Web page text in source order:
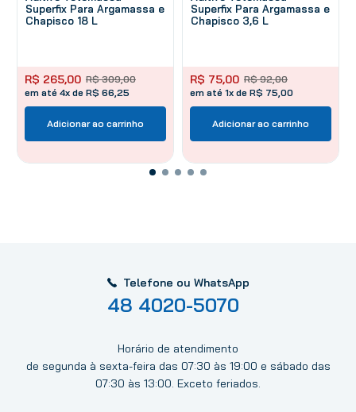
Superfix Para Argamassa e
Chapisco 18 L
R$ 309,00
R$ 265,00
em até 4x de R$ 66,25
Adicionar ao carrinho
Superfix Para Argamassa e
Chapisco 3,6 L
R$ 92,00
R$ 75,00
em até 1x de R$ 75,00
Adicionar ao carrinho
Telefone ou WhatsApp
48 4020-5070
Horário de atendimento
de segunda à sexta-feira das 07:30 às 19:00 e sábado das
07:30 às 13:00. Exceto feriados.